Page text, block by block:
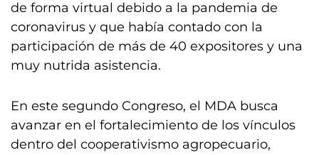
de forma virtual debido a la pandemia de
coronavirus y que había contado con la
participación de más de 40 expositores y una
muy nutrida asistencia.
En este segundo Congreso, el MDA busca
avanzar en el fortalecimiento de los vínculos
dentro del cooperativismo agropecuario,